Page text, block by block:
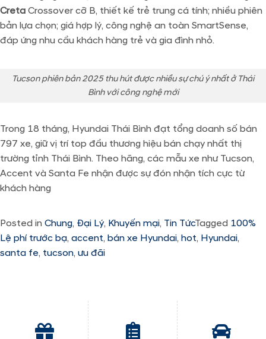
Creta Crossover cỡ B, thiết kế trẻ trung cá tính; nhiều phiên
bản lựa chọn; giá hợp lý, công nghệ an toàn SmartSense,
đáp ứng nhu cầu khách hàng trẻ và gia đình nhỏ.
Tucson phiên bản 2025 thu hút được nhiều sự chú ý nhất ở Thái
Bình với công nghệ mới
Trong 18 tháng, Hyundai Thái Bình đạt tổng doanh số bán
797 xe, giữ vị trí top đầu thương hiệu bán chạy nhất thị
trường tỉnh Thái Bình. Theo hãng, các mẫu xe như Tucson,
Accent và Santa Fe nhận được sự đón nhận tích cực từ
khách hàng
Posted in Chung, Đại Lý, Khuyến mại, Tin TứcTagged 100%
Lệ phí trước bạ, accent, bán xe Hyundai, hot, Hyundai,
santa fe, tucson, ưu đãi